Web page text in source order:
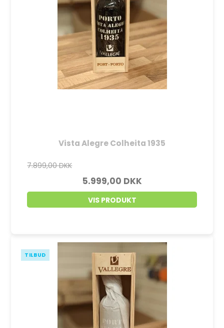
Vista Alegre Colheita 1935
7.899,00 DKK
5.999,00 DKK
VIS PRODUKT
TILBUD